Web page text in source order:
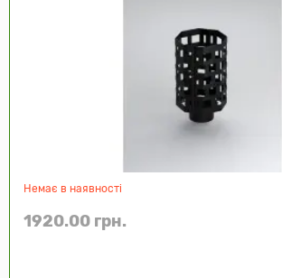
Немає в наявності
1920.00 грн.